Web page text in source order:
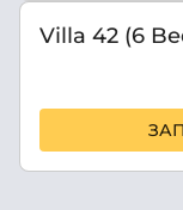
Villa 42 (6